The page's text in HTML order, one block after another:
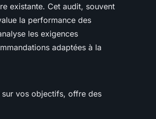
existante. Cet audit, souvent
la performance des
les exigences
adaptées à la
sur vos objectifs, offre des